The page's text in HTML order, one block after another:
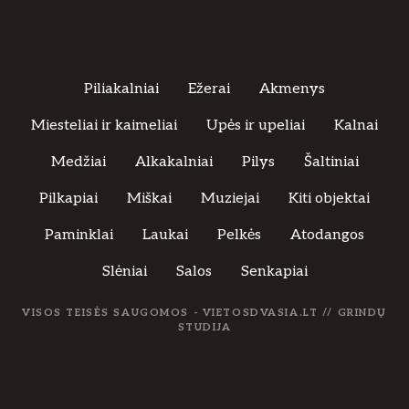
a
Piliakalniai Ežerai Akmenys
Miesteliai ir kaimeliai Upės ir upeliai Kalnai
Medžiai Alkakalniai Pilys Šaltiniai
Pilkapiai Miškai Muziejai Kiti objektai
Paminklai Laukai Pelkės Atodangos
Slėniai Salos Senkapiai
VISOS TEISĖS SAUGOMOS - VIETOSDVASIA.LT // GRINDŲ
STUDIJA